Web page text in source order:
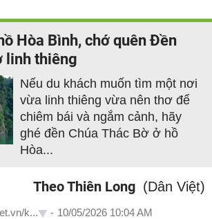
Hòa Bình, chớ quên Đền
linh thiêng
Nếu du khách muốn tìm một nơi
vừa linh thiêng vừa nên thơ để
chiêm bái và ngắm cảnh, hãy
ghé đền Chúa Thác Bờ ở hồ
Hòa...
Theo Thiên Long (Dân Việt)
k... - 10/05/2026 10:04 AM